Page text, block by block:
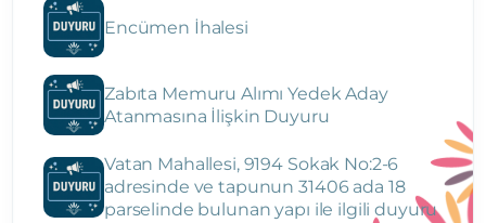
Encümen İhalesi
Zabıta Memuru Alımı Yedek Aday
Atanmasına İlişkin Duyuru
Vatan Mahallesi, 9194 Sokak No:2-6
adresinde ve tapunun 31406 ada 18
parselinde bulunan yapı ile ilgili duyuru